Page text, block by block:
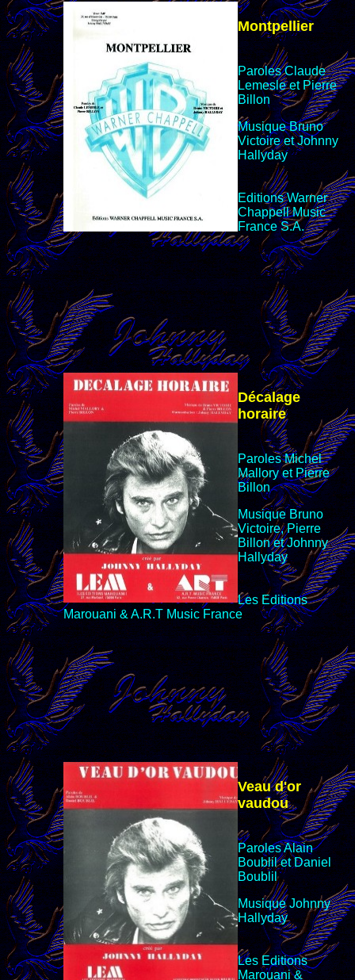
Montpellier
Paroles Claude
Lemesle et Pierre
Billon
Musique Bruno
Victoire et Johnny
Hallyday
Editions Warner
Chappell Music
France S.A.
Décalage
horaire
Paroles Michel
Mallory et Pierre
Billon
Musique Bruno
Victoire, Pierre
Billon et Johnny
Hallyday
Les Editions
Marouani & A.R.T MusicFrance
Veau d'or
vaudou
Paroles Alain
Boublil et Daniel
Boublil
Musique Johnny
Hallyday
Les Editions
Marouani &